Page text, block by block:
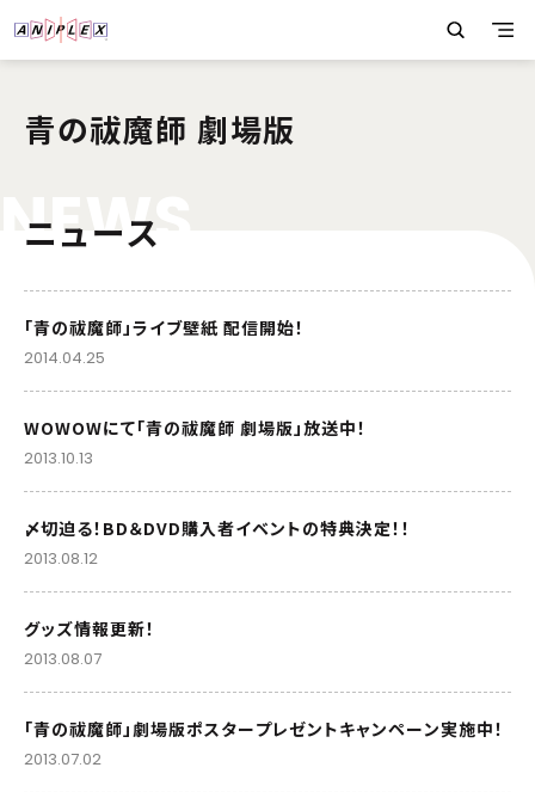
青の祓魔師 劇場版
NEWS
ニュース
「青の祓魔師」ライブ壁紙 配信開始！
2014.04.25
WOWOWにて「青の祓魔師 劇場版」放送中！
2013.10.13
〆切迫る！BD＆DVD購入者イベントの特典決定！！
2013.08.12
グッズ情報更新！
2013.08.07
「青の祓魔師」劇場版ポスタープレゼントキャンペーン実施中！
2013.07.02